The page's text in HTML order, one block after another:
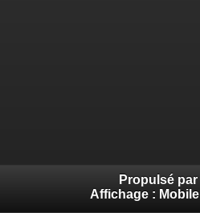
Propulsé par
Affichage : Mobile